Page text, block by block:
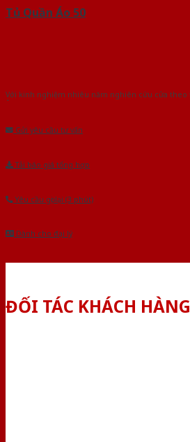
Tủ Quần Áo 50
Với kinh nghiệm nhiêu năm nghiên cứu cửa theo
Âu.Chúng tôi tự tin là nhà sản xuất & cung cấp
Gửi yêu cầu tư vấn
Tải báo giá tổng hợp
Yêu cầu gọi lại (3 phút)
Dành cho đại lý
ĐỐI TÁC KHÁCH HÀNG